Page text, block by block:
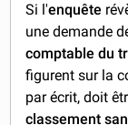
Si l'enquête
une demande
comptable du
figurent sur la
par écrit, doit
classement